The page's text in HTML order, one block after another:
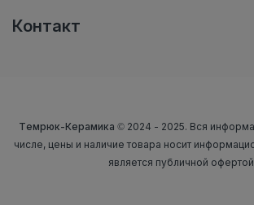
Контакт
Темрюк-Керамика © 2024 - 2025. Вся
числе, цены и наличие товара носит
является публичной